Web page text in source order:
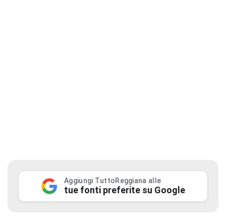
Aggiungi TuttoReggiana alle
tue fonti preferite su Google